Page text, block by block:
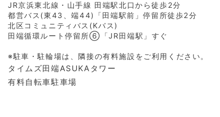
JR京浜東北線・山手線 田端駅北口から徒歩2分
都営バス(東43、端44)「田端駅前」停留所徒歩2分
北区コミュニティバス(Kバス)
田端循環ルート停留所⑥「JR田端駅」すぐ
※駐車・駐輪場は、隣接の有料施設をご利用ください。
タイムズ田端ASUKAタワー
有料自転車駐車場